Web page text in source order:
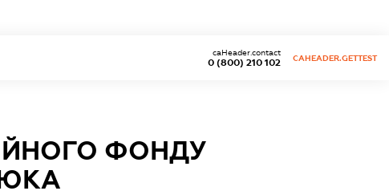
0 (800) 210 102
caHeader.contact
CAHEADER.GETTEST
ФОНДУ